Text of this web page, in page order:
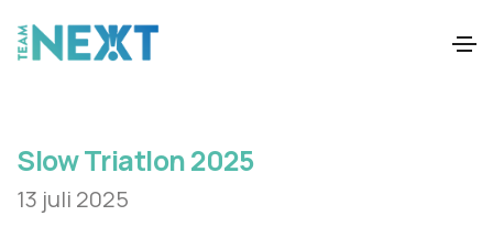
Slow Triatlon 2025
13 juli 2025